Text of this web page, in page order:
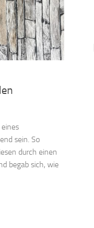
sein. So
durch einen
begab sich, wie